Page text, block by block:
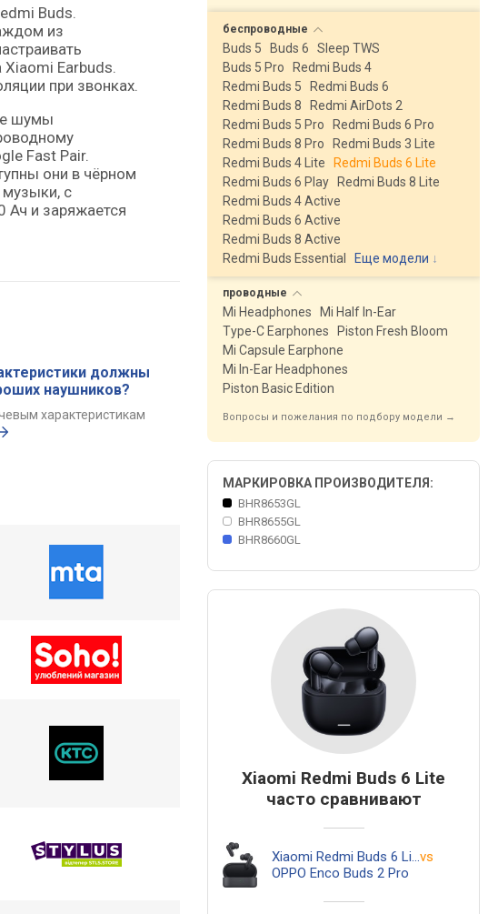
из
Earbuds.
при звонках.
шумы
Fast Pair.
они в чёрном
с
Ач и заряжается
должны
наушников?
характеристикам
беспроводные
Buds 5 Buds 6
Sleep TWS
Buds 5 Pro
Redmi Buds 4
Redmi Buds 5
Redmi Buds 6
Redmi Buds 8
Redmi AirDots 2
Redmi Buds 5 Pro
Redmi Buds 6 Pro
Redmi Buds 8 Pro
Redmi Buds 3 Lite
Redmi Buds 4 Lite
Redmi Buds 6 Lite
Redmi Buds 6 Play
Redmi Buds 8 Lite
Redmi Buds 4 Active
Redmi Buds 6 Active
Redmi Buds 8 Active
Redmi Buds Essential
Еще модели ↓
проводные
Mi Headphones
Mi Half In-Ear
Type-C Earphones
Piston Fresh Bloom
Mi Capsule Earphone
Mi In-Ear Headphones
Piston Basic Edition
Вопросы и пожелания по подбору модели →
МАРКИРОВКА ПРОИЗВОДИТЕЛЯ:
BHR8653GL
BHR8655GL
BHR8660GL
Xiaomi Redmi Buds 6 Lite
часто сравнивают
Xiaomi Redmi Buds 6 Litevs
OPPO Enco Buds 2 Pro